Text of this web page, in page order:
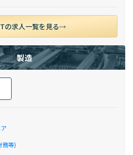
の求人一覧を見る
製造
務等)